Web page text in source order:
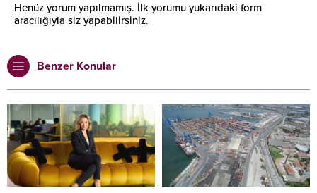
Henüz yorum yapılmamış. İlk yorumu yukarıdaki form
aracılığıyla siz yapabilirsiniz.
Benzer Konular